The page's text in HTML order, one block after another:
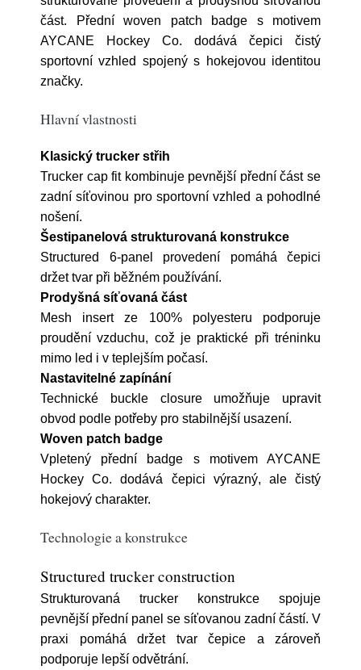
část. Přední woven patch badge s motivem
AYCANE Hockey Co. dodává čepici čistý
sportovní vzhled spojený s hokejovou identitou
značky.
Hlavní vlastnosti
Klasický trucker střih
Trucker cap fit kombinuje pevnější přední část se
zadní síťovinou pro sportovní vzhled a pohodlné
nošení.
Šestipanelová strukturovaná konstrukce
Structured 6-panel provedení pomáhá čepici
držet tvar při běžném používání.
Prodyšná síťovaná část
Mesh insert ze 100% polyesteru podporuje
proudění vzduchu, což je praktické při tréninku
mimo led i v teplejším počasí.
Nastavitelné zapínání
Technické buckle closure umožňuje upravit
obvod podle potřeby pro stabilnější usazení.
Woven patch badge
Vpletený přední badge s motivem AYCANE
Hockey Co. dodává čepici výrazný, ale čistý
hokejový charakter.
Technologie a konstrukce
Structured trucker construction
Strukturovaná trucker konstrukce spojuje
pevnější přední panel se síťovanou zadní částí. V
praxi pomáhá držet tvar čepice a zároveň
podporuje lepší odvětrání.